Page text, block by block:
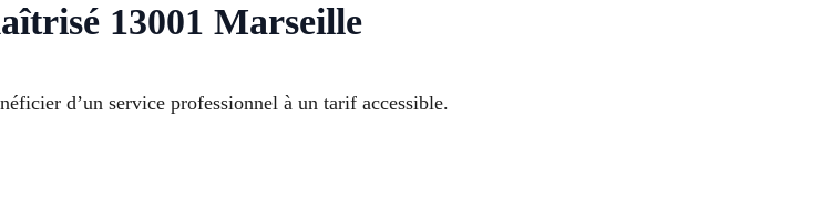
13001 Marseille
d’un service professionnel à un tarif accessible.